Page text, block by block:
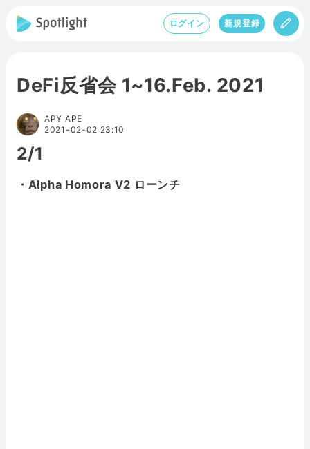
ログイン 新規登録
DeFi反省会 1~16.Feb. 2021
APY APE
2021-02-02 23:10
2/1
・Alpha Homora V2 ローンチ